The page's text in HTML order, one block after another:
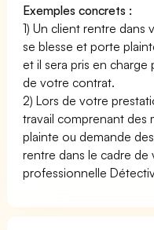
Exemples concrets :
1) Un client rentre dans
se blesse et porte
et il sera pris en charge
de votre contrat.
2) Lors de votre
travail comprenant des
plainte ou demande
rentre dans le cadre de
professionnelle